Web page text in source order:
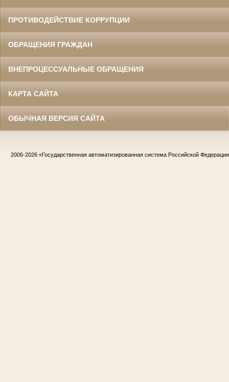
ПРОТИВОДЕЙСТВИЕ КОРРУПЦИИ
ОБРАЩЕНИЯ ГРАЖДАН
ВНЕПРОЦЕССУАЛЬНЫЕ ОБРАЩЕНИЯ
КАРТА САЙТА
ОБЫЧНАЯ ВЕРСИЯ САЙТА
2006-2026 «Государственная автоматизированная система Российской